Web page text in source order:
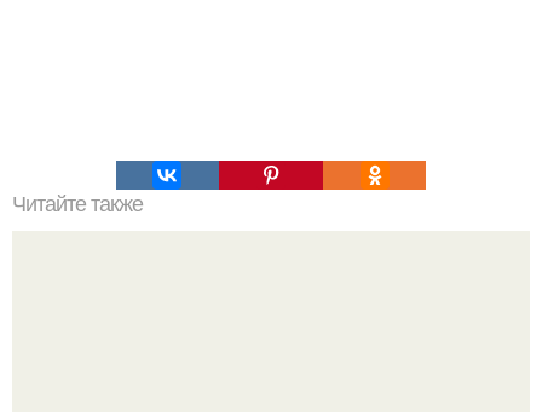
Читайте также